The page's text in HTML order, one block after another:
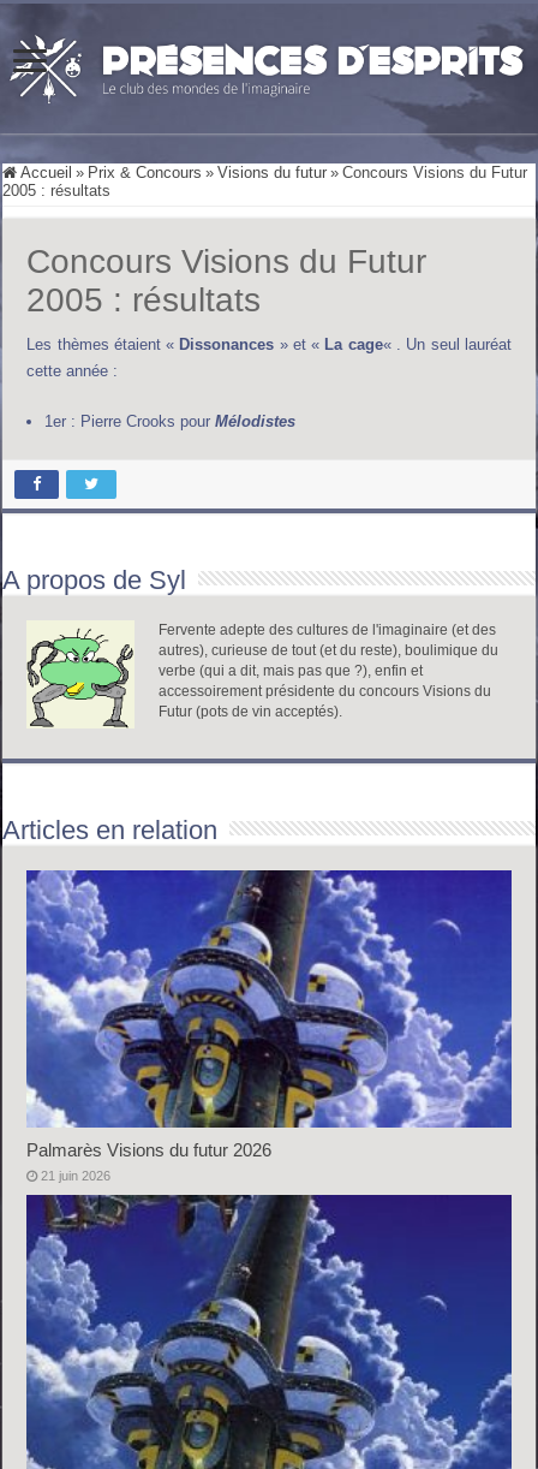
Accueil » Prix & Concours » Visions du futur » Concours Visions du Futur
2005 : résultats
Concours Visions du Futur
2005 : résultats
Les thèmes étaient « Dissonances » et « La cage« . Un seul lauréat
cette année :
1er : Pierre Crooks pourMélodistes
A propos de Syl
Fervente adepte des cultures de l'imaginaire (et des
autres), curieuse de tout (et du reste), boulimique du
verbe (qui a dit, mais pas que ?), enfin et
accessoirement présidente du concours Visions du
Futur (pots de vin acceptés).
Articles en relation
Palmarès Visions du futur 2026
21 juin 2026